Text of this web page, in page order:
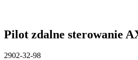
Pilot zdalne sterowanie
2902-32-98